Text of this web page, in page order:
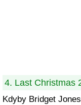
4. Last Christmas
Kdyby Bridget